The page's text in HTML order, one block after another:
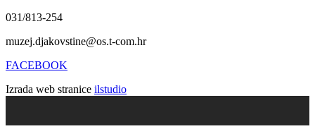
031/813-254
muzej.djakovstine@os.t-com.hr
FACEBOOK
Izrada web stranice ilstudio